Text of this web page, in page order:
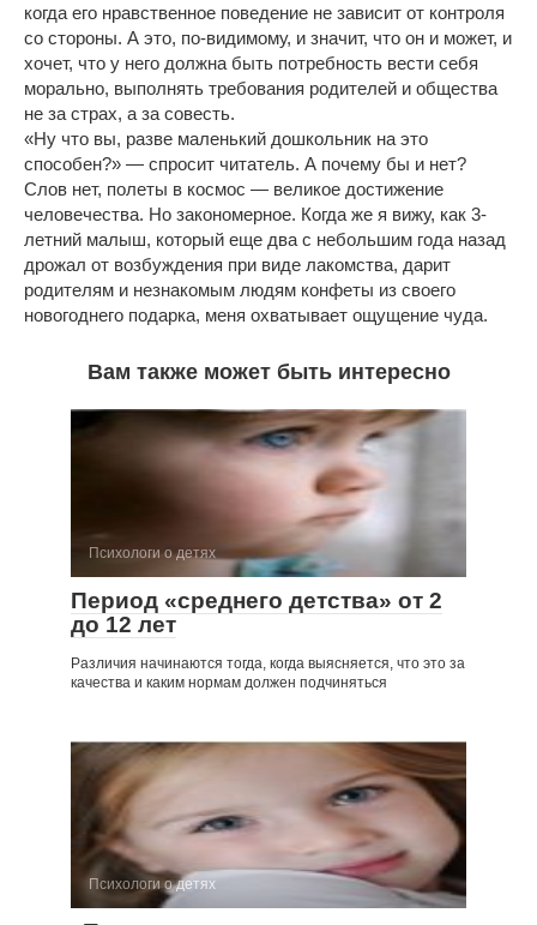
когда его нравственное поведение не зависит от контроля
со стороны. А это, по-видимому, и значит, что он и может, и
хочет, что у него должна быть потребность вести себя
морально, выполнять требования родителей и общества
не за страх, а за совесть.
«Ну что вы, разве маленький дошкольник на это
способен?» — спросит читатель. А почему бы и нет?
Слов нет, полеты в космос — великое достижение
человечества. Но закономерное. Когда же я вижу, как 3-
летний малыш, который еще два с небольшим года назад
дрожал от возбуждения при виде лакомства, дарит
родителям и незнакомым людям конфеты из своего
новогоднего подарка, меня охватывает ощущение чуда.
Вам также может быть интересно
Психологи о детях
Период «среднего детства» от 2
до 12 лет
Различия начинаются тогда, когда выясняется, что это за
качест­ва и каким нормам должен подчиняться
Психологи о детях